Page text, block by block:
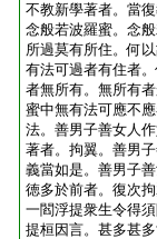
不教新學著者。當
念般若波羅蜜。念
所過莫有所住。何
有法可過者有住者
者無所有。無所有
蜜中無有法可應不
法。善男子善女人
著者。拘翼。善男
義當如是。善男子
徳多於前者。復次
一閻浮提衆生令得
提桓因言。甚多甚